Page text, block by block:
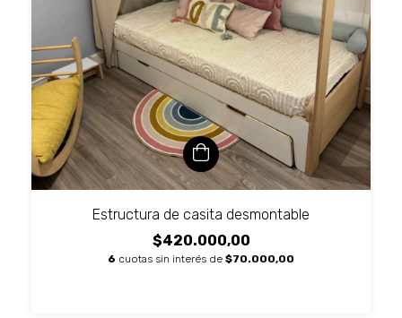
Estructura de casita desmontable
$420.000,00
6 cuotas sin interés de $70.000,00